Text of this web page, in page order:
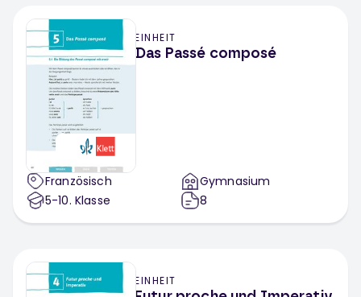
EINHEIT
Das Passé composé
Französisch
5-10. Klasse
Gymnasium
8
EINHEIT